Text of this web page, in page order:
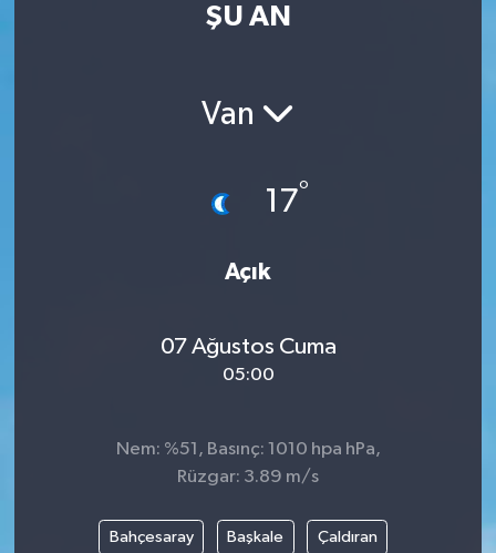
ŞU AN
Van
17°
Açık
07 Ağustos Cuma
05:00
Nem: %51, Basınç: 1010 hpa hPa,
Rüzgar: 3.89 m/s
Bahçesaray Başkale Çaldıran